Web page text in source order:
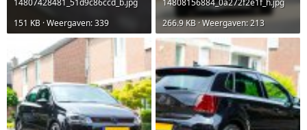
14807428481_51d9c86ccd_b.jpg
151 KB · Weergaven: 339
14808156884_0a272f2e1f_h.jpg
266.9 KB · Weergaven: 213